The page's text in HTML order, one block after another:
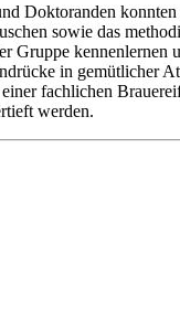
Doktoranden konnten
sowie das
Gruppe kennenlernen
in gemütlicher
fachlichen
werden.